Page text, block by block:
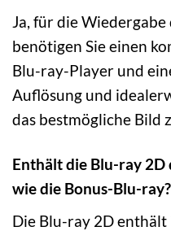
Ja, für die
benötigen Sie einen
Blu-ray-Player und
Auflösung und
das bestmögliche Bild
Enthält die Blu-ray 2D
wie die Bonus-Blu-ray?
Die Blu-ray 2D enthält